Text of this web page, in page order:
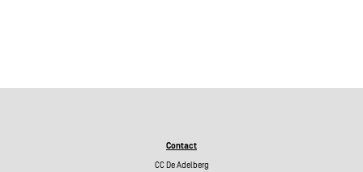
Contact
CC De Adelberg